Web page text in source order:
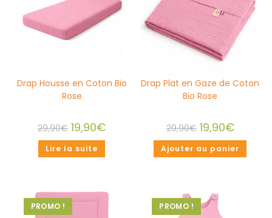
Drap Housse en Coton Bio
Rose
29,90€ 19,90€
Lire la suite
Drap Plat en Gaze de Coton
Bio Rose
29,90€ 19,90€
Ajouter au panier
PROMO ! PROMO !